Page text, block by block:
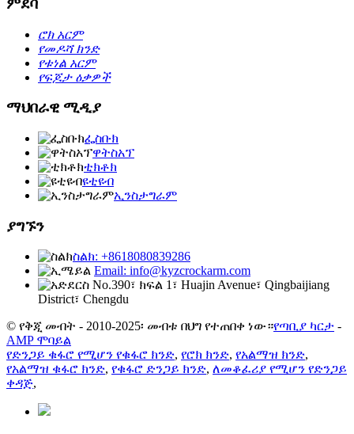
ምደባ
ሮክ አርም
የመዶሻ ክንድ
የቱነል አርም
የፍጆታ ዕቃዎች
ማህበራዊ ሚዲያ
ፌስቡክ
ዋትስአፕ
ቲክቶክ
ዩቲዩብ
ኢንስታግራም
ያግኙን
ስልክ: +8618080839286
Email: info@kyzcrockarm.com
No.390፣ ክፍል 1፣ Huajin Avenue፣ Qingbaijiang
District፣ Chengdu
© የቅጂ መብት - 2010-2025፡ መብቱ በህግ የተጠበቀ ነው።የጣቢያ ካርታ -
AMP ሞባይል
የድንጋይ ቁፋሮ የሚሆን የቁፋሮ ክንድ, የሮክ ክንድ, የአልማዝ ክንድ,
የአልማዝ ቁፋሮ ክንድ, የቁፋሮ ድንጋይ ክንድ, ለመቆፈሪያ የሚሆን የድንጋይ
ቀዳጅ,